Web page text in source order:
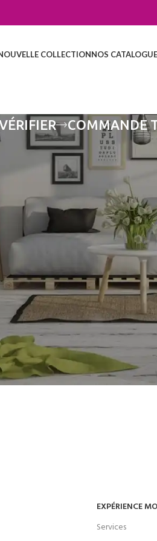
COLLECTIONNOS
COMMANDE
vide.
EXPÉRIENCE
Services